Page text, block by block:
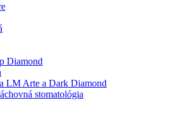
Diamond
LM Arte a Dark Diamond
stomatológia